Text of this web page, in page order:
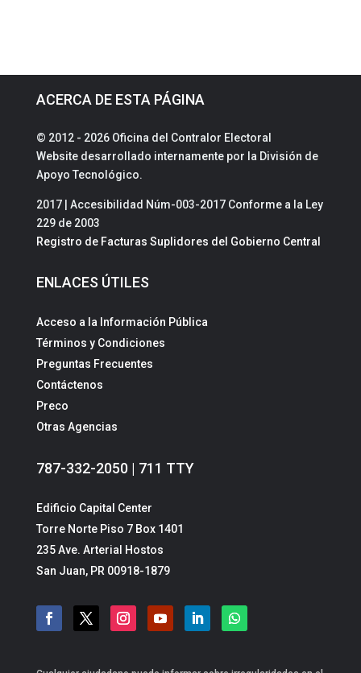
ACERCA DE ESTA PÁGINA
© 2012 - 2026 Oficina del Contralor Electoral
Website desarrollado internamente por la División de
Apoyo Tecnológico.
2017 | Accesibilidad Núm-003-2017 Conforme a la Ley
229 de 2003
Registro de Facturas Suplidores del Gobierno Central
ENLACES ÚTILES
Acceso a la Información Pública
Términos y Condiciones
Preguntas Frecuentes
Contáctenos
Preco
Otras Agencias
787-332-2050 | 711 TTY
Edificio Capital Center
Torre Norte Piso 7 Box 1401
235 Ave. Arterial Hostos
San Juan, PR 00918-1879